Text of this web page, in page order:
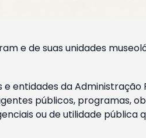
e de suas unidades
entidades da Administração
públicos, programas,
ou de utilidade pública